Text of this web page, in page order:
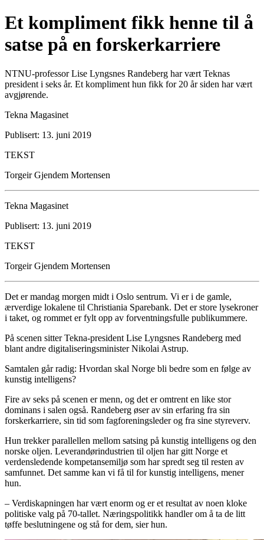
Et kompliment fikk henne til å
satse på en forskerkarriere
NTNU-professor Lise Lyngsnes Randeberg har vært Teknas
president i seks år. Et kompliment hun fikk for 20 år siden har vært
avgjørende.
Tekna Magasinet
Publisert: 13. juni 2019
TEKST
Torgeir Gjendem Mortensen
Tekna Magasinet
Publisert: 13. juni 2019
TEKST
Torgeir Gjendem Mortensen
Det er mandag morgen midt i Oslo sentrum. Vi er i de gamle,
ærverdige lokalene til Christiania Sparebank. Det er store lysekroner
i taket, og rommet er fylt opp av forventningsfulle publikummere.
På scenen sitter Tekna-president Lise Lyngsnes Randeberg med
blant andre digitaliseringsminister Nikolai Astrup.
Samtalen går radig: Hvordan skal Norge bli bedre som en følge av
kunstig intelligens?
Fire av seks på scenen er menn, og det er omtrent en like stor
dominans i salen også. Randeberg øser av sin erfaring fra sin
forskerkarriere, sin tid som fagforeningsleder og fra sine styreverv.
Hun trekker parallellen mellom satsing på kunstig intelligens og den
norske oljen. Leverandørindustrien til oljen har gitt Norge et
verdensledende kompetansemiljø som har spredt seg til resten av
samfunnet. Det samme kan vi få til for kunstig intelligens, mener
hun.
– Verdiskapningen har vært enorm og er et resultat av noen kloke
politiske valg på 70-tallet. Næringspolitikk handler om å ta de litt
tøffe beslutningene og stå for dem, sier hun.